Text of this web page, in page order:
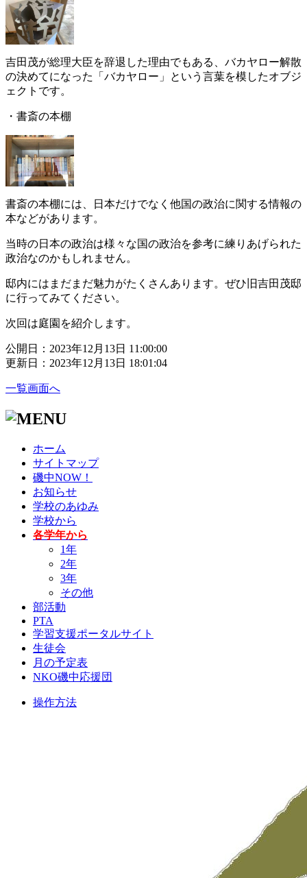
吉田茂が総理大臣を辞退した理由でもある、バカヤロー解散
の決めてになった「バカヤロー」という言葉を模したオブジ
ェクトです。
・書斎の本棚
書斎の本棚には、日本だけでなく他国の政治に関する情報の
本などがあります。
当時の日本の政治は様々な国の政治を参考に練りあげられた
政治なのかもしれません。
邸内にはまだまだ魅力がたくさんあります。ぜひ旧吉田茂邸
に行ってみてください。
次回は庭園を紹介します。
公開日：2023年12月13日 11:00:00
更新日：2023年12月13日 18:01:04
一覧画面へ
ホーム
サイトマップ
磯中NOW！
お知らせ
学校のあゆみ
学校から
各学年から
1年
2年
3年
その他
部活動
PTA
学習支援ポータルサイト
生徒会
月の予定表
NKO磯中応援団
操作方法